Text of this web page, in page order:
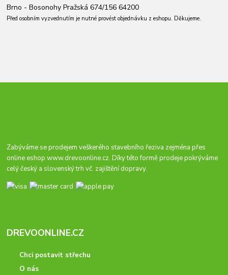
Brno - Bosonohy Pražská 674/156 64200
Před osobním vyzvednutím je nutné provést objednávku z eshopu. Děkujeme.
Zabýváme se prodejem veškerého stavebního řeziva zejména přes
online eshopwww.drevoonline.cz. Díky této formě prodeje pokrýváme
celý český a slovenský trh vč. zajištění dopravy.
DREVOONLINE.CZ
Chci postavit střechu
O nás